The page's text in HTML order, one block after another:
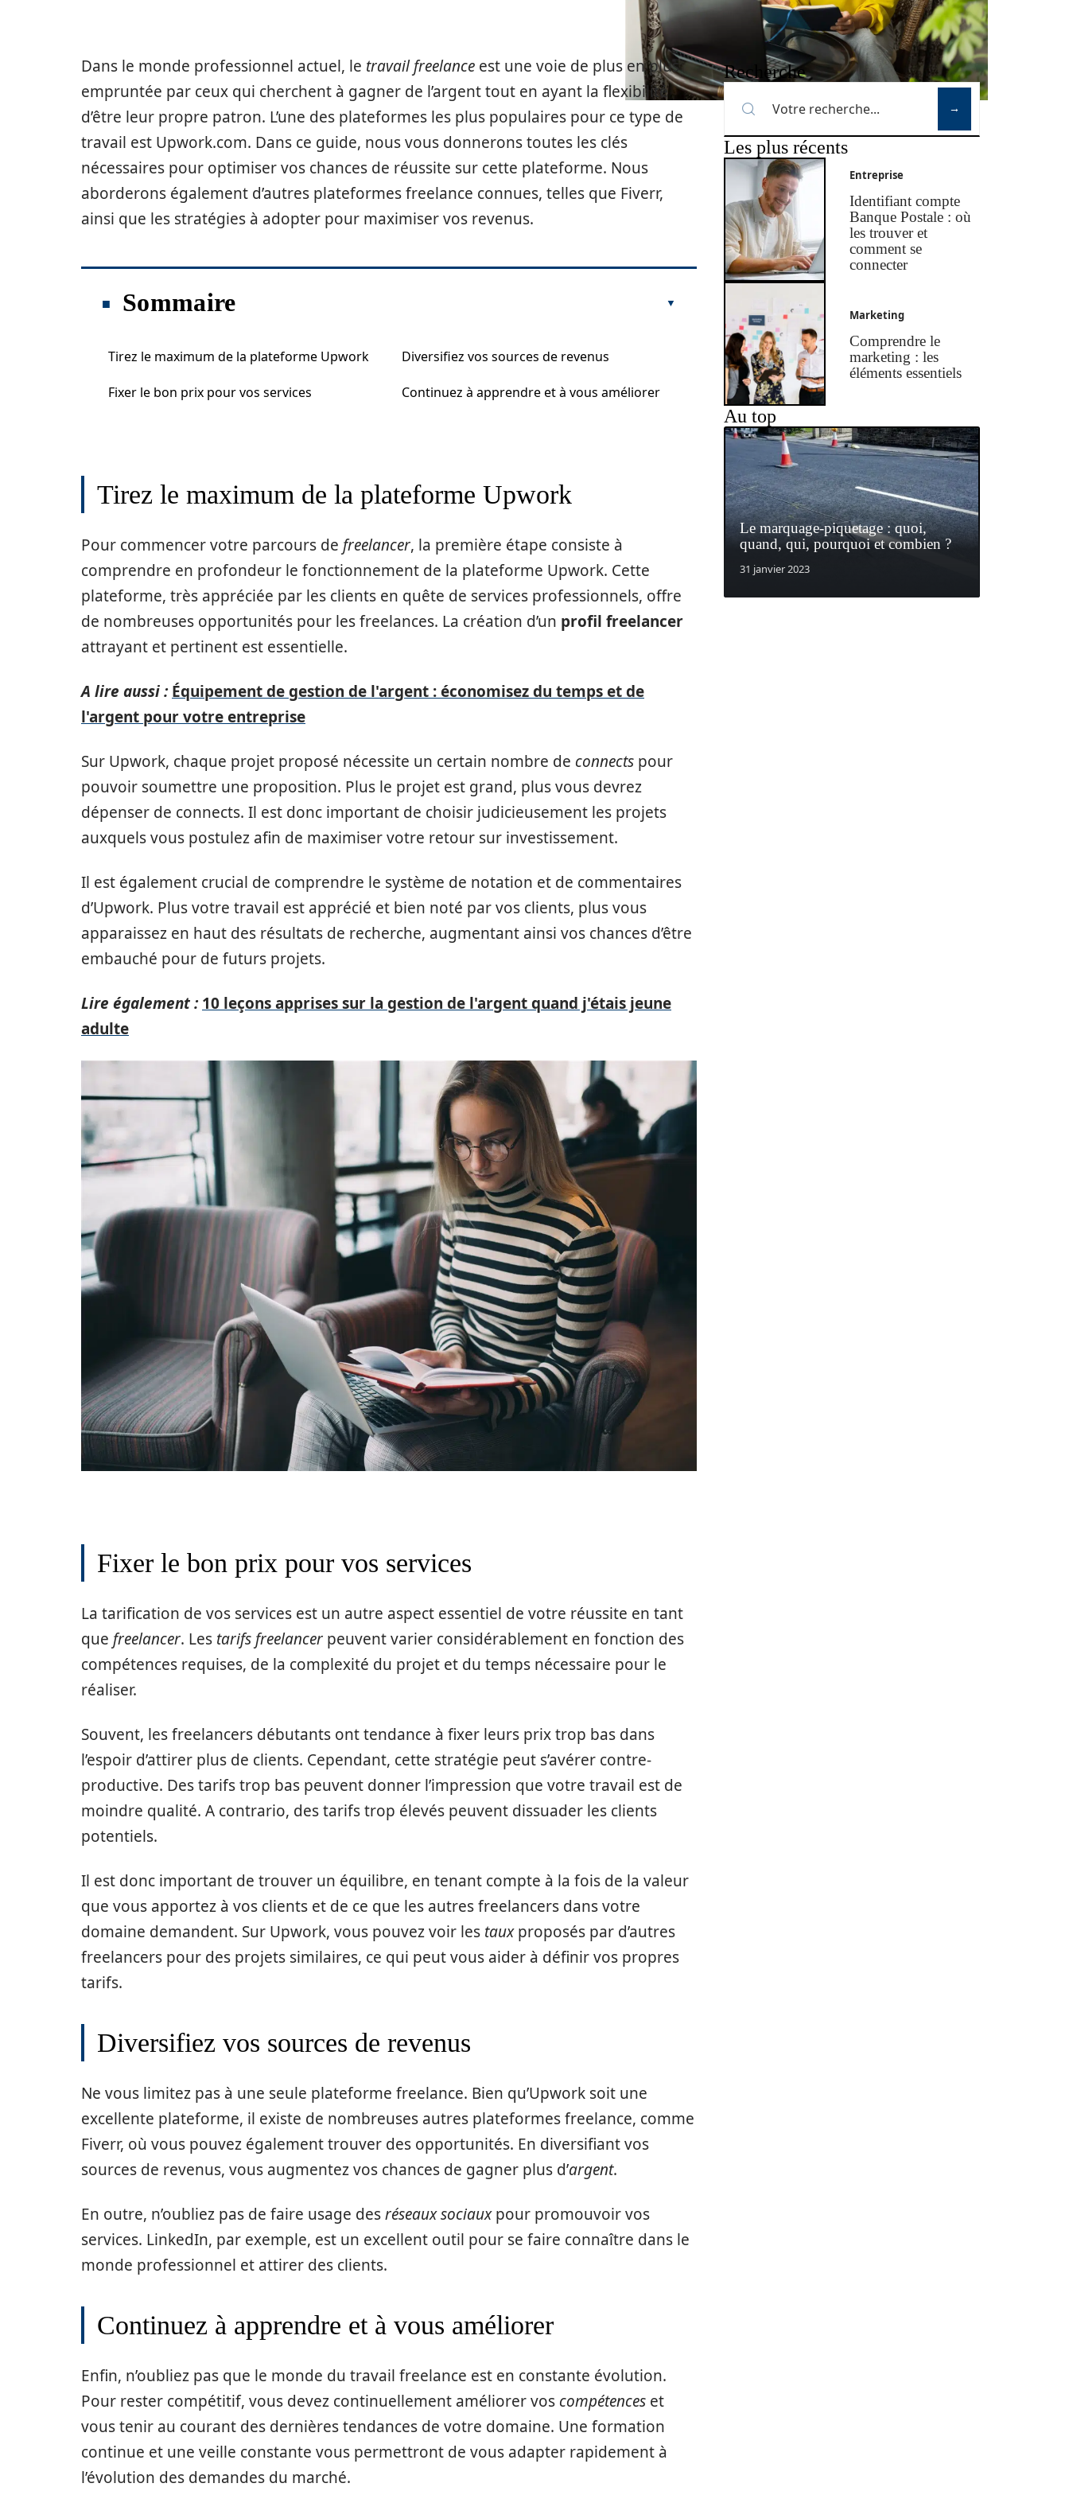
Dans le monde professionnel actuel, le travail freelance est une voie de plus en plus
empruntée par ceux qui cherchent à gagner de l’argent tout en ayant la flexibilité
d’être leur propre patron. L’une des plateformes les plus populaires pour ce type de
travail est Upwork.com. Dans ce guide, nous vous donnerons toutes les clés
nécessaires pour optimiser vos chances de réussite sur cette plateforme. Nous
aborderons également d’autres plateformes freelance connues, telles que Fiverr,
ainsi que les stratégies à adopter pour maximiser vos revenus.
Sommaire
Tirez le maximum de la plateforme Upwork
Fixer le bon prix pour vos services
Diversifiez vos sources de revenus
Continuez à apprendre et à vous améliorer
Tirez le maximum de la plateforme Upwork
Pour commencer votre parcours de freelancer, la première étape consiste à
comprendre en profondeur le fonctionnement de la plateforme Upwork. Cette
plateforme, très appréciée par les clients en quête de services professionnels, offre
de nombreuses opportunités pour les freelances. La création d’un profil freelancer
attrayant et pertinent est essentielle.
A lire aussi : Équipement de gestion de l'argent : économisez du temps et de
l'argent pour votre entreprise
Sur Upwork, chaque projet proposé nécessite un certain nombre de connects pour
pouvoir soumettre une proposition. Plus le projet est grand, plus vous devrez
dépenser de connects. Il est donc important de choisir judicieusement les projets
auxquels vous postulez afin de maximiser votre retour sur investissement.
Il est également crucial de comprendre le système de notation et de commentaires
d’Upwork. Plus votre travail est apprécié et bien noté par vos clients, plus vous
apparaissez en haut des résultats de recherche, augmentant ainsi vos chances d’être
embauché pour de futurs projets.
Lire également : 10 leçons apprises sur la gestion de l'argent quand j'étais jeune
adulte
Fixer le bon prix pour vos services
La tarification de vos services est un autre aspect essentiel de votre réussite en tant
que freelancer. Les tarifs freelancer peuvent varier considérablement en fonction des
compétences requises, de la complexité du projet et du temps nécessaire pour le
réaliser.
Souvent, les freelancers débutants ont tendance à fixer leurs prix trop bas dans
l’espoir d’attirer plus de clients. Cependant, cette stratégie peut s’avérer contre-
productive. Des tarifs trop bas peuvent donner l’impression que votre travail est de
moindre qualité. A contrario, des tarifs trop élevés peuvent dissuader les clients
potentiels.
Il est donc important de trouver un équilibre, en tenant compte à la fois de la valeur
que vous apportez à vos clients et de ce que les autres freelancers dans votre
domaine demandent. Sur Upwork, vous pouvez voir les tauxproposés par d’autres
freelancers pour des projets similaires, ce qui peut vous aider à définir vos propres
tarifs.
Diversifiez vos sources de revenus
Ne vous limitez pas à une seule plateforme freelance. Bien qu’Upwork soit une
excellente plateforme, il existe de nombreuses autres plateformes freelance, comme
Fiverr, où vous pouvez également trouver des opportunités. En diversifiant vos
sources de revenus, vous augmentez vos chances de gagner plus d’argent.
En outre, n’oubliez pas de faire usage desréseaux sociauxpour promouvoir vos
services. LinkedIn, par exemple, est un excellent outil pour se faire connaître dans le
monde professionnel et attirer des clients.
Continuez à apprendre et à vous améliorer
Enfin, n’oubliez pas que le monde du travail freelance est en constante évolution.
Pour rester compétitif, vous devez continuellement améliorer vos compétences et
vous tenir au courant des dernières tendances de votre domaine. Une formation
continue et une veille constante vous permettront de vous adapter rapidement à
l’évolution des demandes du marché.
Recherche
Les plus récents
Entreprise
Identifiant compte
Banque Postale : où
les trouver et
comment se
connecter
Marketing
Comprendre le
marketing : les
éléments essentiels
Au top
Le marquage-piquetage : quoi,
quand, qui, pourquoi et combien ?
31 janvier 2023